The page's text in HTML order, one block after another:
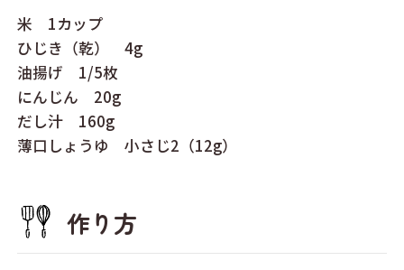
米 1カップ
ひじき（乾） 4g
油揚げ 1/5枚
にんじん 20g
だし汁 160g
薄口しょうゆ 小さじ2（12g）
作り方